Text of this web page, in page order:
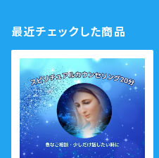
最近チェックした商品